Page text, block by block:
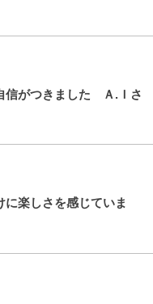
信がつきました Ａ.Ｉさ
に楽しさを感じていま